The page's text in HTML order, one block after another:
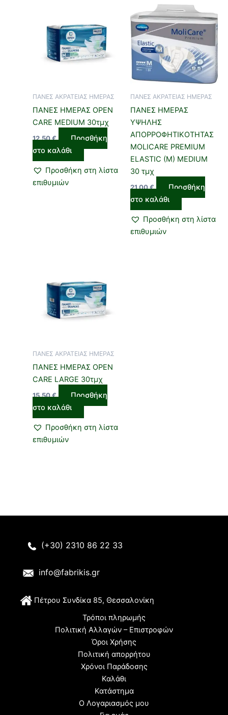
ΠΑΝΕΣ ΑΚΡΑΤΕΙΑΣ ΗΜΕΡΑΣ
ΠΑΝΕΣ ΗΜΕΡΑΣ OPEN
CARE MEDIUM 30τμχ
12,50€
Προσθήκη
στο καλάθι
Προσθήκη στη λίστα
επιθυμιών
ΠΑΝΕΣ ΑΚΡΑΤΕΙΑΣ ΗΜΕΡΑΣ
ΠΑΝΕΣ ΗΜΕΡΑΣ
ΥΨΗΛΗΣ
ΑΠΟΡΡΟΦΗΤΙΚΟΤΗΤΑΣ
MOLICARE PREMΙUM
ELASTIC (M) MEDIUM
30 τμχ
21,00€
Προσθήκη
στο καλάθι
Προσθήκη στη λίστα
επιθυμιών
ΠΑΝΕΣ ΑΚΡΑΤΕΙΑΣ ΗΜΕΡΑΣ
ΠΑΝΕΣ ΗΜΕΡΑΣ OPEN
CARE LARGE 30τμχ
15,50€
Προσθήκη
στο καλάθι
Προσθήκη στη λίστα
επιθυμιών
(+30) 2310 86 22 33
info@fabrikis.gr
Πέτρου Συνδίκα 85, Θεσσαλονίκη
Τρόποι πληρωμής
Πολιτική Αλλαγών – Επιστροφών
Όροι Χρήσης
Πολιτική απορρήτου
Χρόνοι Παράδοσης
Καλάθι
Κατάστημα
Ο Λογαριασμός μου